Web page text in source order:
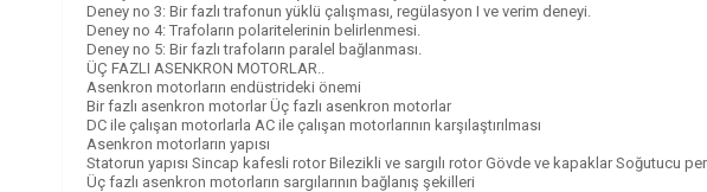
Deney no 3: Bir fazlı trafonun yüklü çalışması, regülasyon I ve verim deneyi.
Deney no 4: Trafoların polaritelerinin belirlenmesi.
Deney no 5: Bir fazlı trafoların paralel bağlanması.
ÜÇ FAZLI ASENKRON MOTORLAR..
Asenkron motorların endüstrideki önemi
Bir fazlı asenkron motorlar Üç fazlı asenkron motorlar
DC ile çalışan motorlarla AC ile çalışan motorlarının karşılaştırılması
Asenkron motorların yapısı
Statorun yapısı Sincap kafesli rotor Bilezikli ve sargılı rotor Gövde ve kapaklar Soğutucu
Üç fazlı asenkron motorların sargılarının bağlanış şekilleri